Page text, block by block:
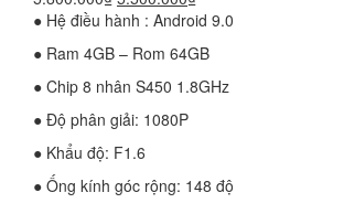
gốc
5.800.000₫.
hiện
là:
5.500.000₫.
● Hệ điều hành : Android 9.0
● Ram 4GB – Rom 64GB
● Chip 8 nhân S450 1.8GHz
● Độ phân giải: 1080P
● Khẩu độ: F1.6
● Ống kính góc rộng: 148 độ